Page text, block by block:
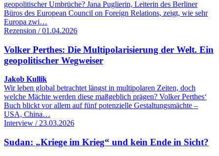
geopolitischer Umbrüche? Jana Puglierin, Leiterin des Berliner
Büros des European Council on Foreign Relations, zeigt, wie sehr
Europa zwi…
Rezension / 01.04.2026
Volker Perthes: Die Multipolarisierung der Welt. Ein
geopolitischer Wegweiser
Jakob Kullik
Wir leben global betrachtet längst in multipolaren Zeiten, doch
welche Mächte werden diese maßgeblich prägen? Volker Perthes‘
Buch blickt vor allem auf fünf potenzielle Gestaltungsmächte –
USA, China…
Interview / 23.03.2026
Sudan: „Kriege im Krieg“ und kein Ende in Sicht?